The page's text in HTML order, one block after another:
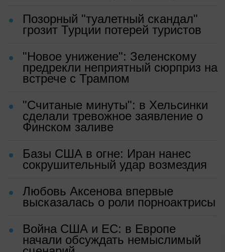
Позорный "туалетный скандал"
грозит Турции потерей туристов
"Новое унижение": Зеленскому
предрекли неприятный сюрприз на
встрече с Трампом
"Считаные минуты": в Хельсинки
сделали тревожное заявление о
Финском заливе
Базы США в огне: Иран нанес
сокрушительный удар возмездия
Любовь Аксенова впервые
высказалась о роли порноактрисы
Война США и ЕС: в Европе
начали обсуждать немыслимый